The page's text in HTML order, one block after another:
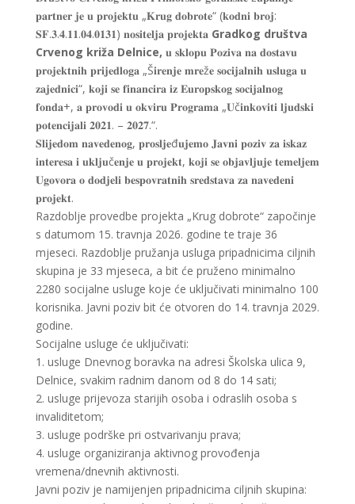
𝐩𝐚𝐫𝐭𝐧𝐞𝐫 𝐣𝐞 𝐮 𝐩𝐫𝐨𝐣𝐞𝐤𝐭𝐮 „𝐊𝐫𝐮𝐠 𝐝𝐨𝐛𝐫𝐨𝐭𝐞“ (𝐤𝐨𝐝𝐧𝐢 𝐛𝐫𝐨𝐣:
𝐒𝐅.𝟑.𝟒.𝟏𝟏.𝟎𝟒.𝟎𝟏𝟑𝟏) 𝐧𝐨𝐬𝐢𝐭𝐞𝐥𝐣𝐚 𝐩𝐫𝐨𝐣𝐞𝐤𝐭𝐚 Gradkog društva
Crvenog križa Delnice, 𝐮 𝐬𝐤𝐥𝐨𝐩𝐮 𝐏𝐨𝐳𝐢𝐯𝐚 𝐧𝐚 𝐝𝐨𝐬𝐭𝐚𝐯𝐮
𝐩𝐫𝐨𝐣𝐞𝐤𝐭𝐧𝐢𝐡 𝐩𝐫𝐢𝐣𝐞𝐝𝐥𝐨𝐠𝐚 „Š𝐢𝐫𝐞𝐧𝐣𝐞 𝐦𝐫𝐞ž𝐞 𝐬𝐨𝐜𝐢𝐣𝐚𝐥𝐧𝐢𝐡 𝐮𝐬𝐥𝐮𝐠𝐚 𝐮
𝐳𝐚𝐣𝐞𝐝𝐧𝐢𝐜𝐢“, 𝐤𝐨𝐣𝐢 𝐬𝐞 𝐟𝐢𝐧𝐚𝐧𝐜𝐢𝐫𝐚 𝐢𝐳 𝐄𝐮𝐫𝐨𝐩𝐬𝐤𝐨𝐠 𝐬𝐨𝐜𝐢𝐣𝐚𝐥𝐧𝐨𝐠
𝐟𝐨𝐧𝐝𝐚+, 𝐚 𝐩𝐫𝐨𝐯𝐨𝐝𝐢 𝐮 𝐨𝐤𝐯𝐢𝐫𝐮 𝐏𝐫𝐨𝐠𝐫𝐚𝐦𝐚 „𝐔č𝐢𝐧𝐤𝐨𝐯𝐢𝐭𝐢 𝐥𝐣𝐮𝐝𝐬𝐤𝐢
𝐩𝐨𝐭𝐞𝐧𝐜𝐢𝐣𝐚𝐥𝐢 𝟐𝟎𝟐𝟏. – 𝟐𝟎𝟐𝟕.“.
𝐒𝐥𝐢𝐣𝐞𝐝𝐨𝐦 𝐧𝐚𝐯𝐞𝐝𝐞𝐧𝐨𝐠, 𝐩𝐫𝐨𝐬𝐥𝐣𝐞đ𝐮𝐣𝐞𝐦𝐨 𝐉𝐚𝐯𝐧𝐢 𝐩𝐨𝐳𝐢𝐯 𝐳𝐚 𝐢𝐬𝐤𝐚𝐳
𝐢𝐧𝐭𝐞𝐫𝐞𝐬𝐚 𝐢 𝐮𝐤𝐥𝐣𝐮č𝐞𝐧𝐣𝐞 𝐮 𝐩𝐫𝐨𝐣𝐞𝐤𝐭, 𝐤𝐨𝐣𝐢 𝐬𝐞 𝐨𝐛𝐣𝐚𝐯𝐥𝐣𝐮𝐣𝐞 𝐭𝐞𝐦𝐞𝐥𝐣𝐞𝐦
𝐔𝐠𝐨𝐯𝐨𝐫𝐚 𝐨 𝐝𝐨𝐝𝐣𝐞𝐥𝐢 𝐛𝐞𝐬𝐩𝐨𝐯𝐫𝐚𝐭𝐧𝐢𝐡 𝐬𝐫𝐞𝐝𝐬𝐭𝐚𝐯𝐚 𝐳𝐚 𝐧𝐚𝐯𝐞𝐝𝐞𝐧𝐢
𝐩𝐫𝐨𝐣𝐞𝐤𝐭.
Razdoblje provedbe projekta „Krug dobrote“ započinje
s datumom 15. travnja 2026. godine te traje 36
mjeseci. Razdoblje pružanja usluga pripadnicima ciljnih
skupina je 33 mjeseca, a bit će pruženo minimalno
2280 socijalne usluge koje će uključivati minimalno 100
korisnika. Javni poziv bit će otvoren do 14. travnja 2029.
godine.
Socijalne usluge će uključivati:
1. usluge Dnevnog boravka na adresi Školska ulica 9,
Delnice, svakim radnim danom od 8 do 14 sati;
2. usluge prijevoza starijih osoba i odraslih osoba s
invaliditetom;
3. usluge podrške pri ostvarivanju prava;
4. usluge organiziranja aktivnog provođenja
vremena/dnevnih aktivnosti.
Javni poziv je namijenjen pripadnicima ciljnih skupina: